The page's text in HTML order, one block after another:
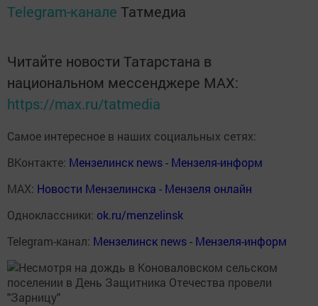
Telegram-канале Татмедиа
Читайте новости Татарстана в
национальном мессенджере MАХ:
https://max.ru/tatmedia
Самое интересное в наших социальных сетях:
ВКонтакте: Мензелинск news - Мензеля-информ
MAX: Новости Мензелинска - Мензеля онлайн
Одноклассники: ok.ru/menzelinsk
Telegram-канал: Мензелинск news - Мензеля-информ